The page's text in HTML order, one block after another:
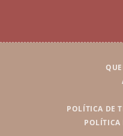
POLÍTICA DE
POLÍTICA